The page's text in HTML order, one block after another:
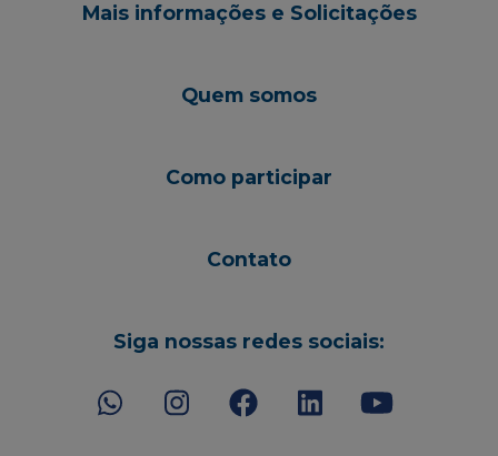
Mais informações e Solicitações
Quem somos
Como participar
Contato
Siga nossas redes sociais: